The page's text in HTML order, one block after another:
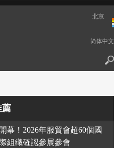
北京
简体中文
薦
幕！2026年服貿會超60個國
組織確認參展參會